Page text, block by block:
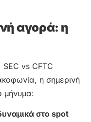
αγορά: η
vs CFTC
η σημερινή
μήνυμα:
στο spot